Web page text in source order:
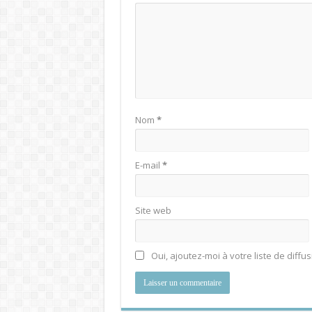
Nom *
E-mail *
Site web
Oui, ajoutez-moi à votre liste de